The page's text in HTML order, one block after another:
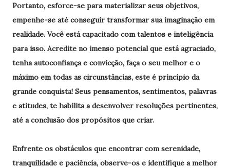
Portanto, esforce-se para materializar seus objetivos,
empenhe-se até conseguir transformar sua imaginação em
realidade. Você está capacitado com talentos e inteligência
para isso. Acredite no imenso potencial que está agraciado,
tenha autoconfiança e convicção, faça o seu melhor e o
máximo em todas as circunstâncias, este é princípio da
grande conquista! Seus pensamentos, sentimentos, palavras
e atitudes, te habilita a desenvolver resoluções pertinentes,
até a conclusão dos propósitos que criar.
Enfrente os obstáculos que encontrar com serenidade,
tranquilidade e paciência, observe-os e identifique a melhor